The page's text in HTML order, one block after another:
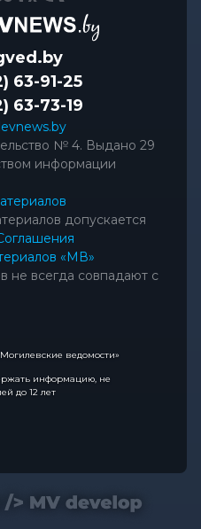
63-91-25
63-73-19
№ 4. Выдано 29
информации
допускается
«МВ»
не всегда совпадают с
ведомости»
информацию, не
до 12 лет